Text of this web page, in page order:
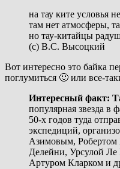
на тау ките условья
там нет атмосферы,
но тау-китайцы
(с) В.С. Высоцкий
Вот интересно это байка
поглумиться 🙂 или все-
Интересный факт:
популярная звезда в
50-х годов туда
экспедиций,
Азимовым,
Делейни, Урсулой
Артуром Кларком и